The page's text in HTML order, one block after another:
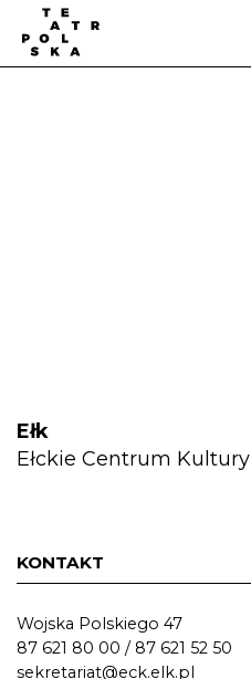
Ełk
Ełckie Centrum Kultury
KONTAKT
Wojska Polskiego 47
87 621 80 00 / 87 621 52 50
sekretariat@eck.elk.pl